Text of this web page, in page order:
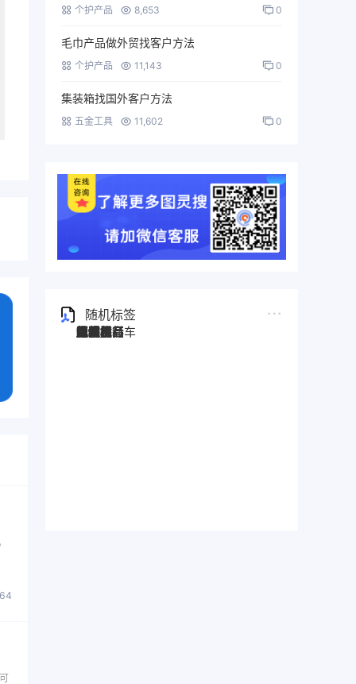
个护产品 8,653 0
毛巾产品做外贸找客户方法
个护产品 11,143 0
集装箱找国外客户方法
五金工具 11,602 0
随机标签
图灵搜
电子秤
劳保手套
压缩机
宠物用品
纸袋
塑料袋
箱包
圣诞树
电子烟
集装箱
沙发
户外用品
美容用品
红酒
电动自行车
服装
母婴用品
石材
壁纸
建筑材料